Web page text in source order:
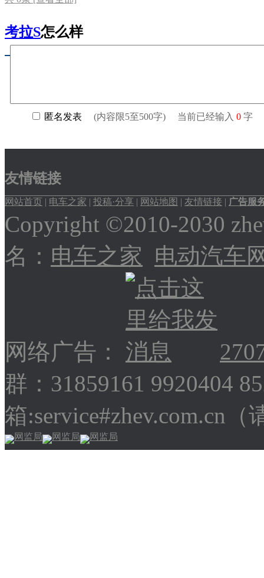
考拉S怎么样
友情链接
网站首页 | 电车之家 | 投稿·分享 | 网站地图 | 友情链接 | 广告服
Copyright ©2010-2030
名： 电车之家 电动汽车
网络广告：
群：31859161 9920404
箱:service#zhev.com.cn